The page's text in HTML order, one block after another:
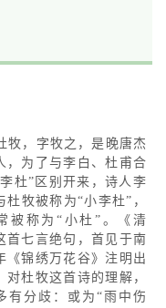
牧，字牧之，是晚唐杰
，为了与李白、杜甫合
杜”区别开来，诗人李
杜牧被称为“小李杜”，
被称为“小杜”。《清
首七言绝句，首见于南
《锦绣万花谷》注明出
对杜牧这首诗的理解，
有分歧：或为“雨中伤